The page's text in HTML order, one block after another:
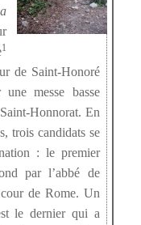
1
de Saint-Honoré
messe basse
Honnorat. En
trois candidats se
: le premier
par l’abbé de
de Rome. Un
le dernier qui a